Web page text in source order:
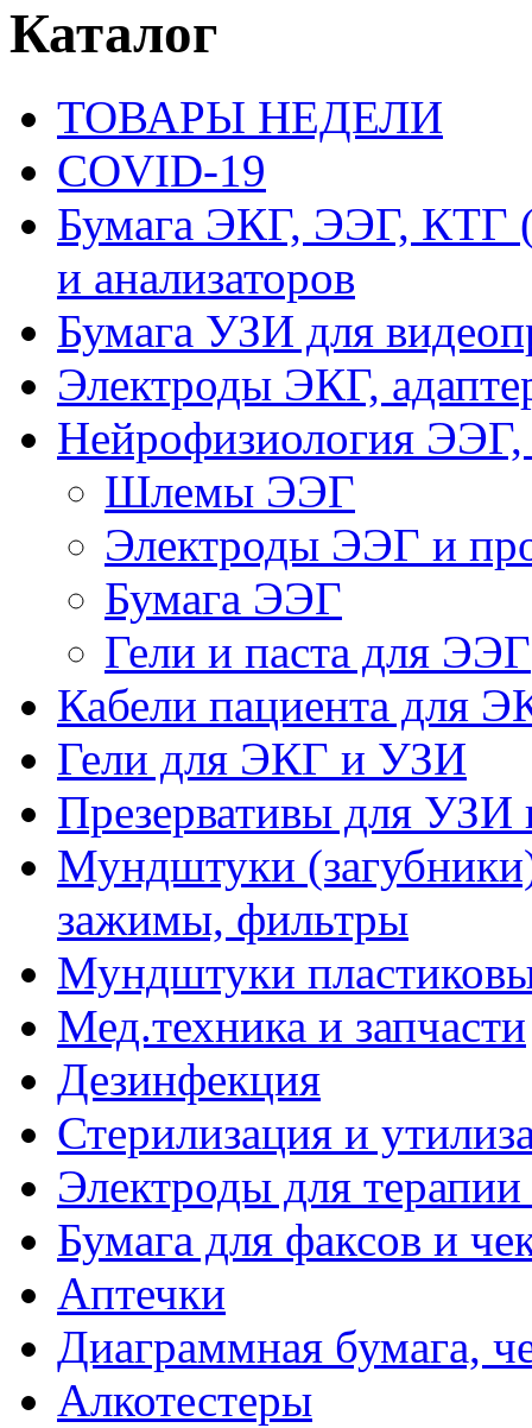
Каталог
ТОВАРЫ НЕДЕЛИ
COVID-19
Бумага ЭКГ, ЭЭГ, КТГ
и анализаторов
Бумага УЗИ для
Электроды ЭКГ,
Нейрофизиология
Шлемы ЭЭГ
Электроды ЭЭГ и
Бумага ЭЭГ
Гели и паста для ЭЭГ
Кабели пациента для
Гели для ЭКГ и УЗИ
Презервативы для УЗИ
Мундштуки
зажимы, фильтры
Мундштуки
Мед.техника и запчасти
Дезинфекция
Стерилизация и
Электроды для
Бумага для факсов и
Аптечки
Диаграммная бумага,
Алкотестеры